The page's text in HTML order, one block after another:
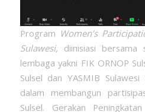
Program Women’s
Sulawesi, diinisiasi
lembaga yakni FIK ORNOP
Sulsel dan YASMIB
dalam membangun
Sulsel. Gerakan